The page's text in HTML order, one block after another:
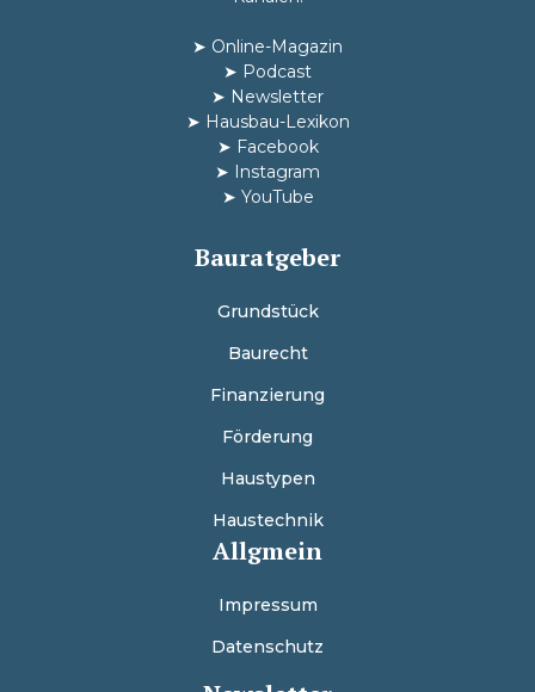
➤ Online-Magazin
➤ Podcast
➤ Newsletter
➤ Hausbau-Lexikon
➤ Facebook
➤ Instagram
➤ YouTube
Bauratgeber
Grundstück
Baurecht
Finanzierung
Förderung
Haustypen
Haustechnik
Allgmein
Impressum
Datenschutz